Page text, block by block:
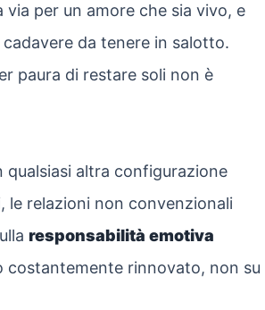
per un amore che sia vivo, e
da tenere in salotto.
paura di restare soli non è
qualsiasi altra configurazione
le relazioni non convenzionali
responsabilità emotiva
costantemente rinnovato, non su